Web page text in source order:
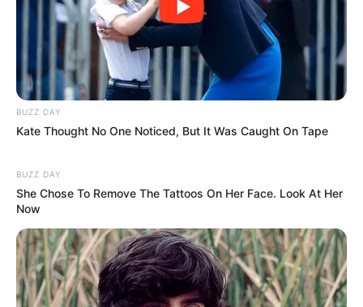
BUZZ DAY
Kate Thought No One Noticed, But It Was Caught On Tape
BUZZ DAY
She Chose To Remove The Tattoos On Her Face. Look At Her
Now